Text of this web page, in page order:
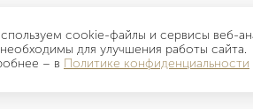
cookie-файлы и сервисы веб-
для улучшения работы сайта.
– в Политике конфиденциальности